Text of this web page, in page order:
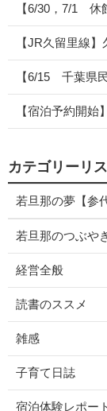
【6/30，7/1 休
【JR久留里線
【6/15 千葉県
【宿泊予約開
カテゴリーリ
若旦那の夢【参
若旦那のつぶや
経営全般
読書のススメ
雑感
子育て日誌
宿泊体験レポー